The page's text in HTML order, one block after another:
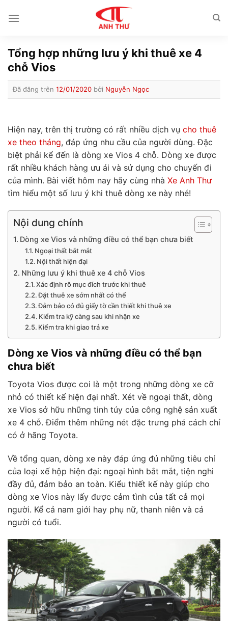
đến
Tổng hợp những lưu ý khi thuê xe 4
chỗ Vios
Đã đăng trên 12/01/2020 bởi Nguyễn Ngọc
Hiện nay, trên thị trường có rất nhiều dịch vụ cho thuê
xe theo tháng, đáp ứng nhu cầu của người dùng. Đặc
biệt phải kể đến là dòng xe Vios 4 chỗ. Dòng xe được
rất nhiều khách hàng ưu ái và sử dụng cho chuyến đi
của mình. Bài viết hôm nay hãy cùng nhà Xe Anh Thư
tìm hiểu một số lưu ý khi thuê dòng xe này nhé!
Nội dung chính
Dòng xe Vios và những điều có thể bạn chưa biết
Ngoại thất bắt mắt
Nội thất hiện đại
Những lưu ý khi thuê xe 4 chỗ Vios
Xác định rõ mục đích trước khi thuê
Đặt thuê xe sớm nhất có thể
Đảm bảo có đủ giấy tờ cần thiết khi thuê xe
Kiểm tra kỹ càng sau khi nhận xe
Kiểm tra khi giao trả xe
Dòng xe Vios và những điều có thể bạn
chưa biết
Toyota Vios được coi là một trong những dòng xe cỡ
nhỏ có thiết kế hiện đại nhất. Xét về ngoại thất, dòng
xe Vios sở hữu những tinh túy của công nghệ sản xuất
xe 4 chỗ. Điểm thêm những nét đặc trưng phá cách chỉ
có ở hãng Toyota.
Về tổng quan, dòng xe này đáp ứng đủ những tiêu chí
của loại xế hộp hiện đại: ngoại hình bắt mắt, tiện nghi
đầy đủ, đảm bảo an toàn. Kiểu thiết kế này giúp cho
dòng xe Vios này lấy được cảm tình của tất cả mọi
người. Kể cả nam giới hay phụ nữ, thanh niên và cả
người có tuổi.